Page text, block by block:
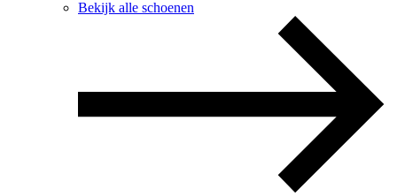
Bekijk alle schoenen